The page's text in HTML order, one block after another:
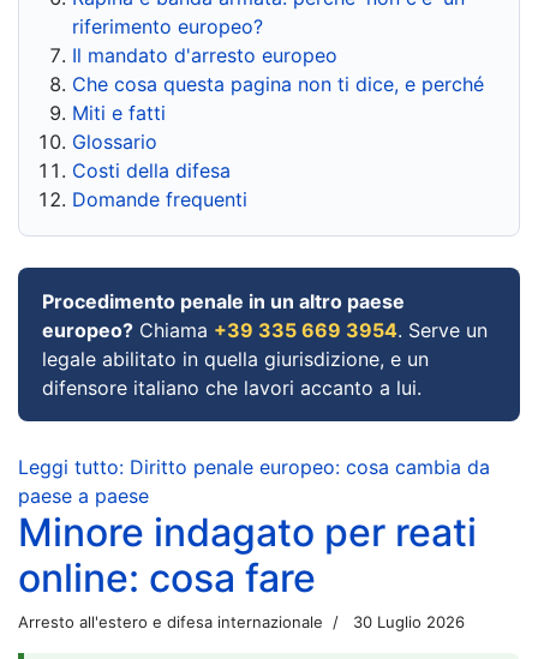
riferimento europeo?
Il mandato d'arresto europeo
Che cosa questa pagina non ti dice, e perché
Miti e fatti
Glossario
Costi della difesa
Domande frequenti
Procedimento penale in un altro paese
europeo? Chiama +39 335 669 3954. Serve un
legale abilitato in quella giurisdizione, e un
difensore italiano che lavori accanto a lui.
Leggi tutto: Diritto penale europeo: cosa cambia da
paese a paese
Minore indagato per reati
online: cosa fare
Arresto all'estero e difesa internazionale 30 Luglio 2026